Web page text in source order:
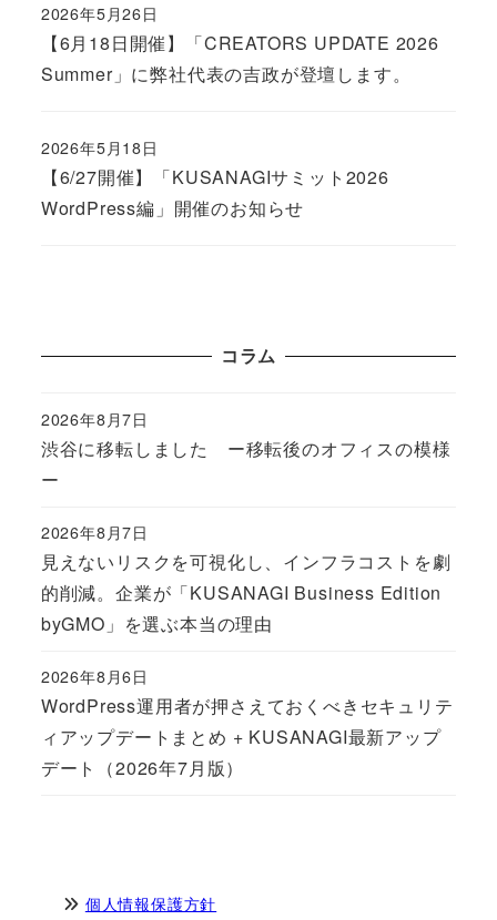
【6月18日開催】「CREATORS UPDATE 2026
Summer」に弊社代表の吉政が登壇します。
Published
2026年5月26日
【6/27開催】「KUSANAGIサミット2026
WordPress編」開催のお知らせ
Published
2026年5月18日
コラム
渋谷に移転しました ー移転後のオフィスの模様
ー
Published
2026年8月7日
見えないリスクを可視化し、インフラコストを劇
的削減。企業が「KUSANAGI Business Edition
byGMO」を選ぶ本当の理由
Published
2026年8月7日
WordPress運用者が押さえておくべきセキュリテ
ィアップデートまとめ + KUSANAGI最新アップ
デート（2026年7月版）
Published
2026年8月6日
個人情報保護方針